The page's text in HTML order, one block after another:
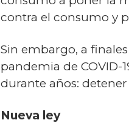
contra el consumo y
Sin embargo, a
pandemia de
durante años:
Nueva ley